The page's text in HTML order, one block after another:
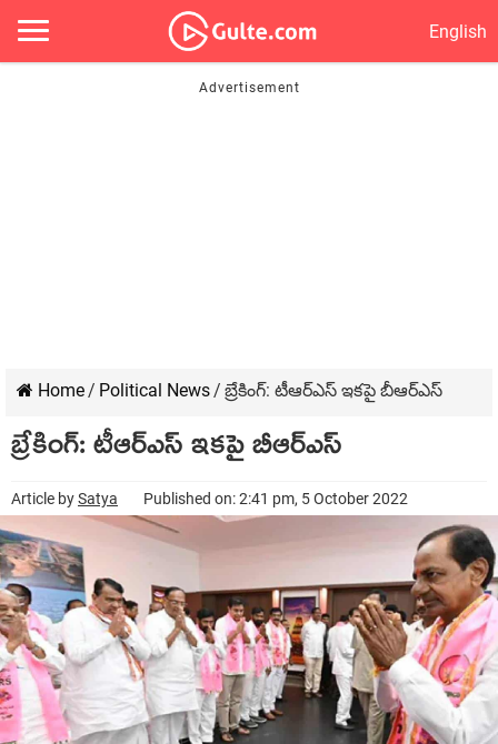
English
Home/ Political News/ బ్రేకింగ్: టీఆర్ఎస్ ఇకపై బీఆర్ఎస్
బ్రేకింగ్: టీఆర్ఎస్ ఇకపై బీఆర్ఎస్
Article bySatya Published on: 2:41 pm, 5 October 2022